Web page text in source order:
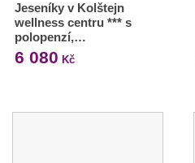
Jeseníky v Kolštejn
wellness centru *** s
polopenzí,…
6 080 Kč